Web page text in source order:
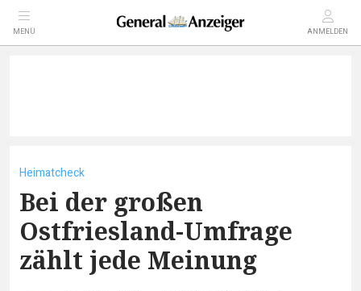
MENÜ ANMELDEN
Heimatcheck
Bei der großen
Ostfriesland-Umfrage
zählt jede Meinung